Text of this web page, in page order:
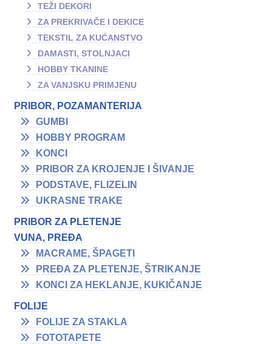
TEŽI DEKORI
ZA PREKRIVAČE I DEKICE
TEKSTIL ZA KUĆANSTVO
DAMASTI, STOLNJACI
HOBBY TKANINE
ZA VANJSKU PRIMJENU
PRIBOR, POZAMANTERIJA
GUMBI
HOBBY PROGRAM
KONCI
PRIBOR ZA KROJENJE I ŠIVANJE
PODSTAVE, FLIZELIN
UKRASNE TRAKE
PRIBOR ZA PLETENJE
VUNA, PREĐA
MACRAME, ŠPAGETI
PREĐA ZA PLETENJE, ŠTRIKANJE
KONCI ZA HEKLANJE, KUKIČANJE
FOLIJE
FOLIJE ZA STAKLA
FOTOTAPETE